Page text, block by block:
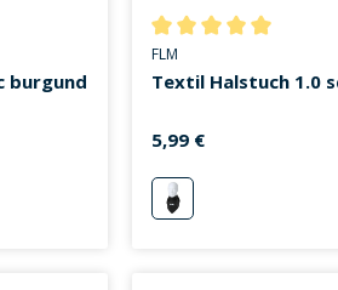
0 von 5 Sternen
burgund
Durchschnittliche
FLM
Textil Halstuch 1.0
5,99 €
schwarz